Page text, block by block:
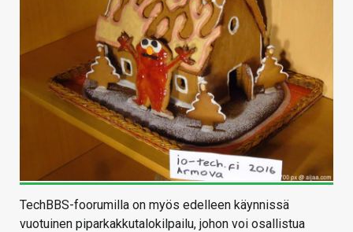
TechBBS-foorumilla on myös edelleen käynnissä
vuotuinen piparkakkutalokilpailu, johon voi osallistua